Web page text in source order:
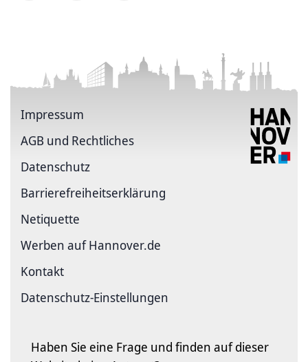
Impressum
AGB und Rechtliches
Datenschutz
Barriere­freiheits­erklärung
Netiquette
Werben auf Hannover.de
Kontakt
Datenschutz-Einstellungen
Haben Sie eine Frage und finden auf dieser